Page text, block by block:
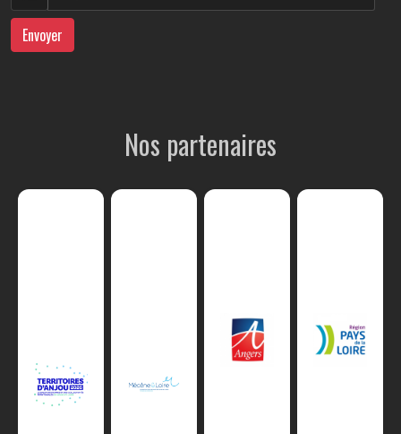
Envoyer
Nos partenaires